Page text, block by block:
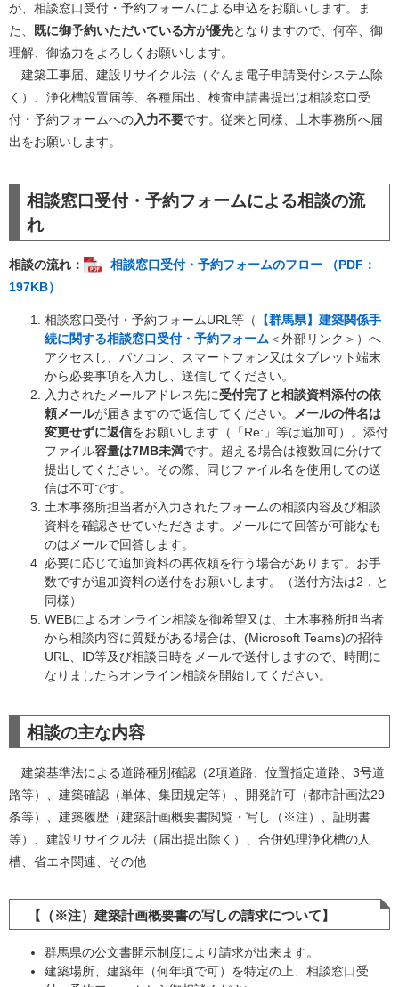
が、相談窓口受付・予約フォームによる申込をお願いします。ま
た、
既に御予約いただいている方が優先となりますので、何卒、御
理解、御協力をよろしくお願いします。
建築工事届、建設リサイクル法（ぐんま電子申請受付システム除
く）、浄化槽設置届等、各種届出、検査申請書提出は相談窓口受
付・予約フォームへの入力不要です。従来と同様、土木事務所へ届
出をお願いします。
相談窓口受付・予約フォームによる相談の流
れ
相談の流れ：
相談窓口受付・予約フォームのフロー （PDF：
197KB）
相談窓口受付・予約フォームURL等（
【群馬県】建築関係手
続に関する相談窓口受付・予約フォーム ＜外部リンク＞ ）へ
アクセスし、パソコン、スマートフォン又はタブレット端末
から必要事項を入力し、送信してください。
入力されたメールアドレス先に受付完了と相談資料添付の依
頼メールが届きますので返信してください。
メールの件名は
変更せずに返信をお願いします（「Re:」等は追加可）。添付
ファイル容量は7MB未満です。超える場合は複数回に分けて
提出してください。その際、同じファイル名を使用しての送
信は不可です。
土木事務所担当者が入力されたフォームの相談内容及び相談
資料を確認させていただきます。メールにて回答が可能なも
のはメールで回答します。
必要に応じて追加資料の再依頼を行う場合があります。お手
数ですが追加資料の送付をお願いします。（送付方法は2．と
同様）
WEBによるオンライン相談を御希望又は、土木事務所担当者
から相談内容に質疑がある場合は、(Microsoft Teams)の招待
URL、ID等及び相談日時をメールで送付しますので、時間に
なりましたらオンライン相談を開始してください。
相談の主な内容
建築基準法による道路種別確認（2項道路、位置指定道路、3号道
路等）、建築確認（単体、集団規定等）、開発許可（都市計画法29
条等）、建築履歴（建築計画概要書閲覧・写し（※注）、証明書
等）、建設リサイクル法（届出提出除く）、合併処理浄化槽の人
槽、省エネ関連、その他
【（※注）建築計画概要書の写しの請求について】
群馬県の公文書開示制度により請求が出来ます。
建築場所、建築年（何年頃で可）を特定の上、相談窓口受